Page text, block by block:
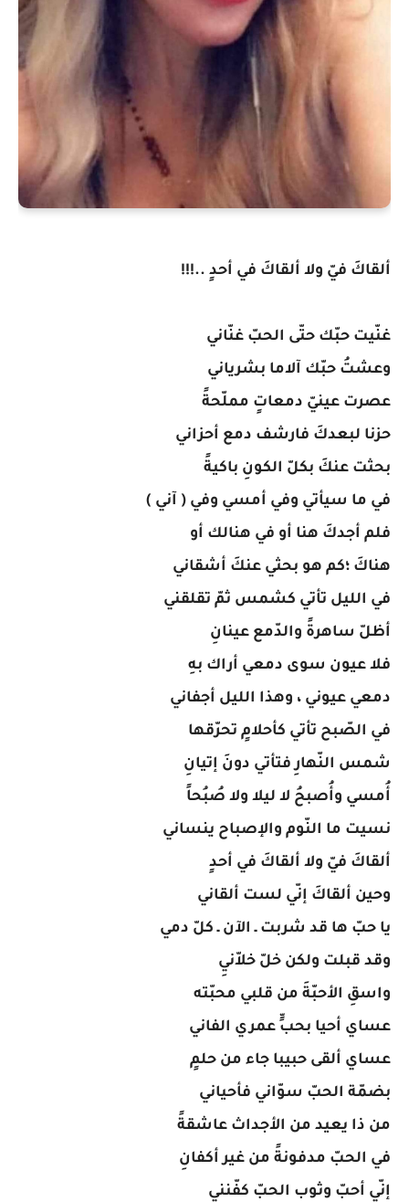
ألقاكَ فيّ ولا ألقاكَ في أحدٍ ..!!!
غنّيت حبّك حتّى الحبّ غنّاني
وعشتُ حبّك آلاما بشرياني
عصرت عينيّ دمعاتٍ مملّحةً
حزنا لبعدكَ فارشف دمع أحزاني
بحثت عنكَ بكلّ الكونِ باكيةً
في ما سيأتي وفي أمسي وفي ( آني )
فلم أجدكَ هنا أو في هنالك أو
هناكَ ؛كم هو بحثي عنكَ أشقاني
في الليل تأتي كشمس ثمّ تقلقني
أظلّ ساهرةً والدّمع عينانِ
فلا عيون سوى دمعي أراك بهِ
دمعي عيوني ، وهذا الليل أجفاني
في الصّبح تأتي كأحلامٍ تحرّقها
شمس النّهارِ فتأتي دونَ إتيانِ
أُمسي وأُصبحُ لا ليلا ولا صُبُحاً
نسيت ما النّوم والإصباح ينساني
ألقاكَ فيّ ولا ألقاكَ في أحدٍ
وحين ألقاكَ إنّي لست ألقاني
يا حبّ ها قد شربت ـ الآن ـ كلّ دمي
وقد قبلت ولكن خلّ خلاّنيِ
واسقِ الأحبّةَ من قلبي محبّته
عساي أحيا بحبٍّ عمري الفاني
عساي ألقى حبيبا جاء من حلمٍ
بضمّة الحبّ سوّاني فأحياني
من ذا يعيد من الأجداث عاشقةً
في الحبّ مدفونةً من غير أكفانِ
إنّي أحبّ وثوب الحبّ كفّنني